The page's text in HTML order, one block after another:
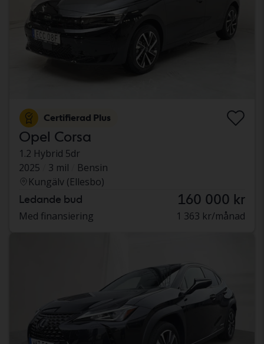
Certifierad Plus
Opel Corsa
1.2 Hybrid 5dr
2025
3 mil
Bensin
Kungälv (Ellesbo)
Ledande bud 160 000 kr
Med finansiering 1 363 kr/månad